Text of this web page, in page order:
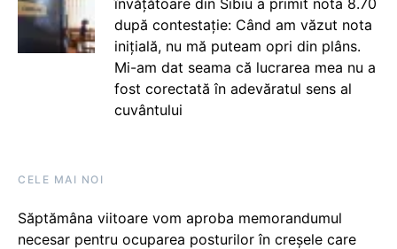
după contestație: Când am văzut nota
inițială, nu mă puteam opri din plâns.
Mi-am dat seama că lucrarea mea nu a
fost corectată în adevăratul sens al
cuvântului
CELE MAI NOI
Săptămâna viitoare vom aproba memorandumul
necesar pentru ocuparea posturilor în creșele care